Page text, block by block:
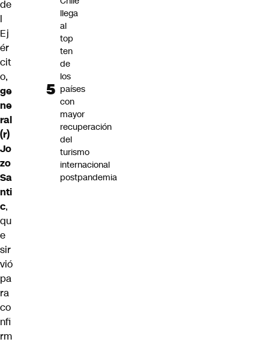
de
l
Ej
ér
cit
o,
ge
ne
ral
(r)
Jo
zo
Sa
nti
c,
qu
e
sir
vió
pa
ra
co
nfi
rm
llega
al
top
ten
de
los
países
con
mayor
recuperación
del
turismo
internacional
postpandemia